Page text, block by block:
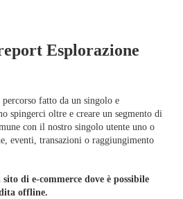
Esplorazione
percorso fatto da un singolo e
spingerci oltre e creare un segmento di
con il nostro singolo utente uno o
eventi, transazioni o raggiungimento
di e-commerce dove è possibile
offline.